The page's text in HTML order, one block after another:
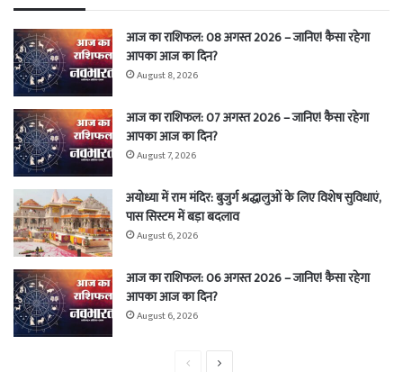
आज का राशिफल: 08 अगस्त 2026 – जानिए! कैसा रहेगा
आपका आज का दिन?
August 8, 2026
आज का राशिफल: 07 अगस्त 2026 – जानिए! कैसा रहेगा
आपका आज का दिन?
August 7, 2026
अयोध्या में राम मंदिर: बुजुर्ग श्रद्धालुओं के लिए विशेष सुविधाएं,
पास सिस्टम में बड़ा बदलाव
August 6, 2026
आज का राशिफल: 06 अगस्त 2026 – जानिए! कैसा रहेगा
आपका आज का दिन?
August 6, 2026
PreviousNext